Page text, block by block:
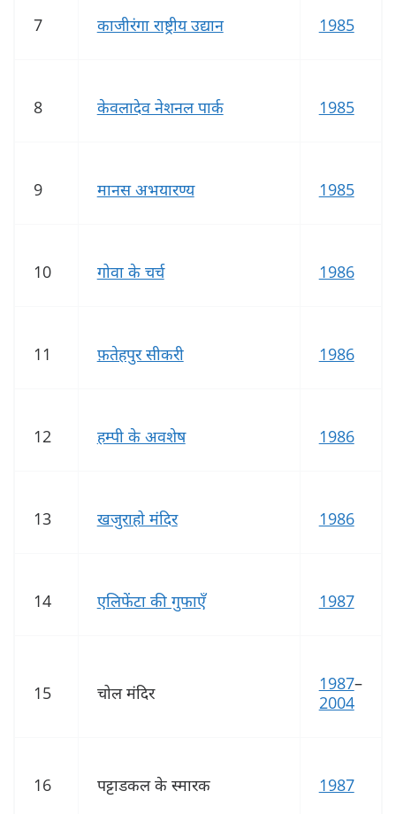
7 काजीरंगा राष्ट्रीय उद्यान 1985
8 केवलादेव नेशनल पार्क 1985
9 मानस अभयारण्य 1985
10 गोवा के चर्च 1986
11 फ़तेहपुर सीकरी 1986
12 हम्पी के अवशेष 1986
13 खजुराहो मंदिर 1986
14 एलिफेंटा की गुफाएँ 1987
15 चोल मंदिर 1987–
2004
16 पट्टाडकल के स्मारक 1987